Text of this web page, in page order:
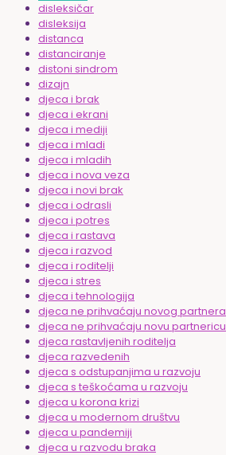
disleksičar
disleksija
distanca
distanciranje
distoni sindrom
dizajn
djeca i brak
djeca i ekrani
djeca i mediji
djeca i mladi
djeca i mladih
djeca i nova veza
djeca i novi brak
djeca i odrasli
djeca i potres
djeca i rastava
djeca i razvod
djeca i roditelji
djeca i stres
djeca i tehnologija
djeca ne prihvaćaju novog partnera
djeca ne prihvaćaju novu partnericu
djeca rastavljenih roditelja
djeca razvedenih
djeca s odstupanjima u razvoju
djeca s teškoćama u razvoju
djeca u korona krizi
djeca u modernom društvu
djeca u pandemiji
djeca u razvodu braka